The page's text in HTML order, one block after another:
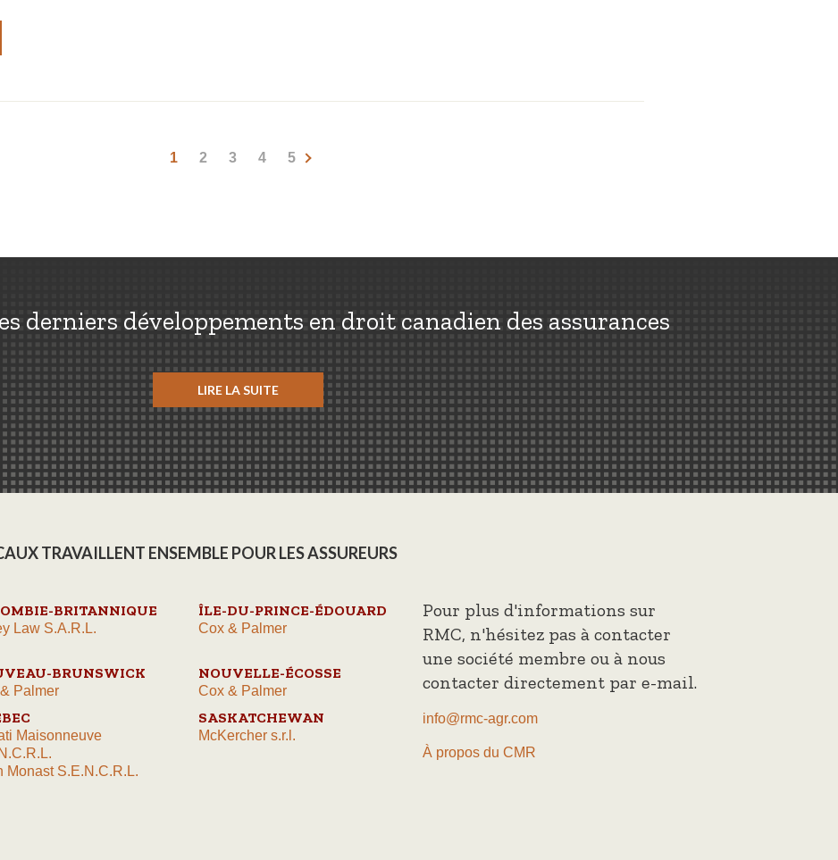
1 2 3 4 5
derniers développements en droit canadien des assurances
LIRE LA SUITE
TRAVAILLENT ENSEMBLE POUR LES ASSUREURS
BRITANNIQUE
Law S.A.R.L.
ÎLE-DU-PRINCE-ÉDOUARD
Cox & Palmer
BRUNSWICK
Palmer
NOUVELLE-ÉCOSSE
Cox & Palmer
Maisonneuve
Monast S.E.N.C.R.L.
SASKATCHEWAN
McKercher s.r.l.
Pour plus d'informations sur
RMC, n'hésitez pas à contacter
une société membre ou à nous
contacter directement par e-mail.
info@rmc-agr.com
À propos du CMR